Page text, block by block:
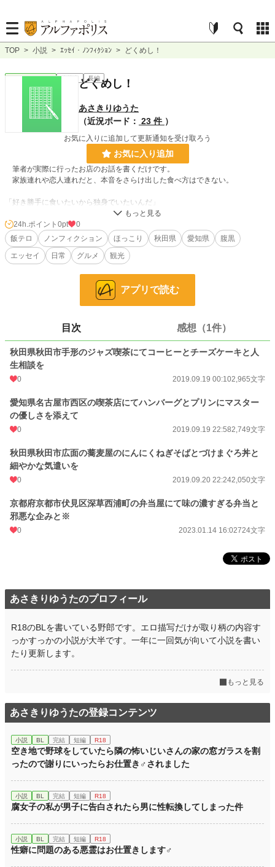
TOP > 小説 > ｴｯｾｲ・ﾉﾝﾌｨｸｼｮﾝ > どくめし！
ｴｯｾｲ・ﾉﾝﾌｨｸｼｮﾝ 連載中 長編
どくめし！
あさきりゆうた
（近況ボード： 23 件 ）
お気に入りに追加して更新通知を受け取ろう
お気に入り追加
筆者が実際に行ったお店のお話を書くだけです。
家族連れや恋人連れだと、本音をさらけ出した食べ方はできない。
「好き勝手に食いたいから独身でいたいんだ」
本作品内容は決して孤独のグル●のパクリではありませんが、ＣＶは●重豊さ
んが似合いそうな作品ではあります。
※印付きは既に閉店したお店をモデルにしております。
228,634 位 / 228,634 件
24h.ポイント 0 pt
文字数
更新日時 2023.01.14 16:02
初回公開日時
月間ポイント 0 pt (228,634 位)
累計ポイント 7,356 pt (109,578 位)
24h.ポイント 0pt
0
飯テロ
ノンフィクション ほっこり 秋田県 愛知県
腹黒
エッセイ
日常 グルメ 観光
アプリで読む
目次 感想（1件）
秋田県秋田市手形のジャズ喫茶にてコーヒーとチーズケーキと人
生相談を
0 2019.09.19 00:102,965文字
愛知県名古屋市西区の喫茶店にてハンバーグとプリンにマスター
の優しさを添えて
0 2019.09.19 22:582,749文字
秋田県秋田市広面の蕎麦屋のにんにくねぎそばとづけまぐろ丼と
細やかな気遣いを
0 2019.09.20 22:242,050文字
京都府京都市伏見区深草西浦町の弁当屋にて味の濃すぎる弁当と
邪悪な企みと※
0 2023.01.14 16:02724文字
あさきりゆうたのプロフィール
R18のBLを書いている野郎です。エロ描写だけが取り柄の内容す
っかすっかの小説が大半です。一年に一回気が向いて小説を書い
たり更新します。
もっと見る
あさきりゆうたの登録コンテンツ
小説 BL 完結 短編 R18
空き地で野球をしていたら隣の怖いじいさんの家の窓ガラスを割
ったので謝りにいったらお仕置き♂されました
小説 BL 完結 短編 R18
腐女子の私が男子に告白されたら男に性転換してしまった件
小説 BL 完結 短編 R18
性癖に問題のある悪霊はお仕置きします♂